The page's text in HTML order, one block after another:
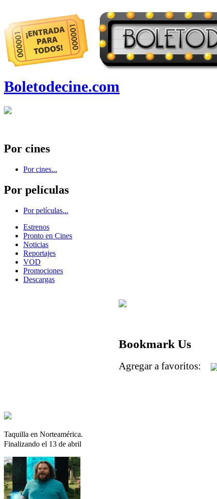
Boletodecine.com
Por cines
Por cines...
Por películas
Por películas...
Estrenos
Pronto en Cines
Noticias
Reportajes
VOD
Promociones
Descargas
Taquilla en Norteamérica.
Finalizando el 13 de abril
Bookmark Us
Agregar a favoritos: